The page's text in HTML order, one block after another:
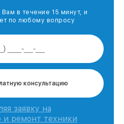
в течение 15 минут, и
по любому вопросу
консультацию
заявку на
и ремонт техники